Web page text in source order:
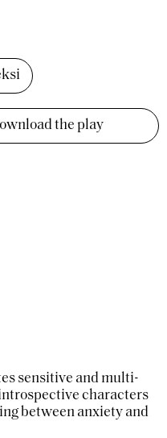
the play
sensitive and multi-
characters
between anxiety and